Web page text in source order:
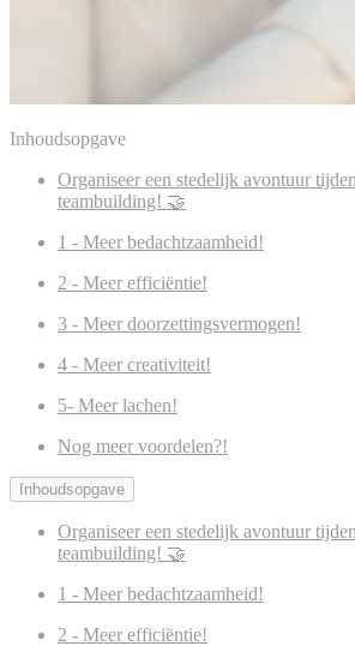
Inhoudsopgave
Organiseer een stedelijk avontuur
teambuilding! 🤝
1 - Meer bedachtzaamheid!
2 - Meer efficiëntie!
3 - Meer doorzettingsvermogen!
4 - Meer creativiteit!
5- Meer lachen!
Nog meer voordelen?!
Inhoudsopgave
Organiseer een stedelijk avontuur
teambuilding! 🤝
1 - Meer bedachtzaamheid!
2 - Meer efficiëntie!